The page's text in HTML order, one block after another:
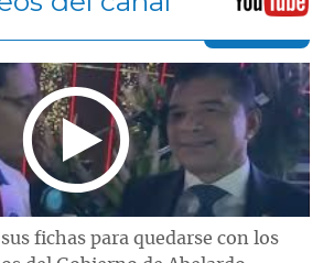
fichas para quedarse con los